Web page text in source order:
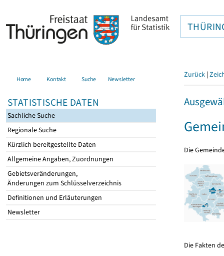
Home Kontakt Suche Newsletter
STATISTISCHE DATEN
Sachliche Suche
Regionale Suche
Kürzlich bereitgestellte Daten
Allgemeine Angaben, Zuordnungen
Gebietsveränderungen,
Änderungen zum Schlüsselverzeichnis
Definitionen und Erläuterungen
Newsletter
Zurück |
Die
Die Fakten